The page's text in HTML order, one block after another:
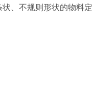
、不规则形状的物料